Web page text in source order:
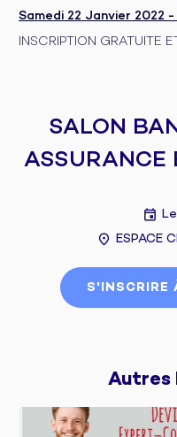
Samedi 22 Janvier 2022
INSCRIPTION GRATUITE
SALON
ASSURANCE
ESPACE
S'INSCRIRE
Autres